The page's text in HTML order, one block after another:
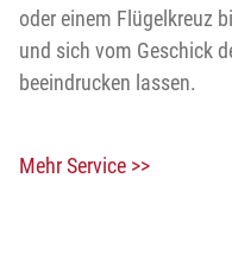
oder einem Flügelkreuz
und sich vom Geschick
beeindrucken lassen.
Mehr Service >>